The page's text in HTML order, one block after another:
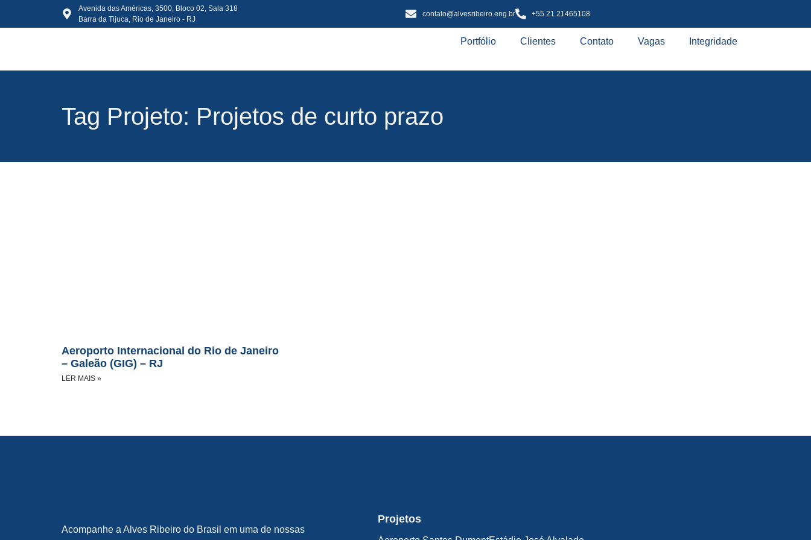
Avenida das Américas, 3500, Bloco 02, Sala 318
Barra da Tijuca, Rio de Janeiro - RJ
contato@alvesribeiro.eng.br +55 21 21465108
Portfólio Clientes Contato Vagas Integridade
Tag Projeto: Projetos de curto prazo
Aeroporto Internacional do Rio de Janeiro
– Galeão (GIG) – RJ
LER MAIS »
Acompanhe a Alves Ribeiro do Brasil em uma de nossas
Projetos